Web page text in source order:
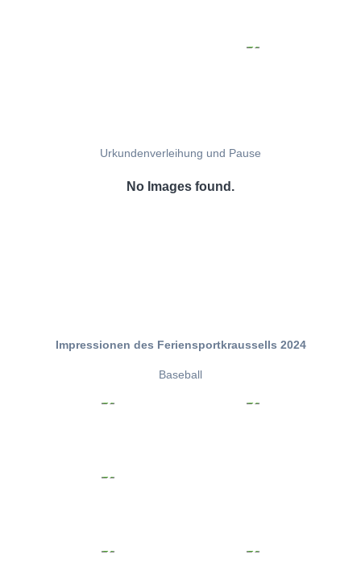
Urkundenverleihung und Pause
No Images found.
Impressionen des Feriensportkraussells 2024
Baseball